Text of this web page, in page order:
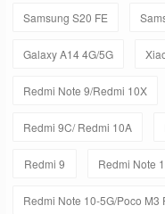
Samsung S20 FE
Galaxy A14 4G/5G
Redmi Note 9/Redmi 10X
Redmi 9C/ Redmi 10A
Redmi 9 Redmi Note
Redmi Note 10-5G/Poco M3